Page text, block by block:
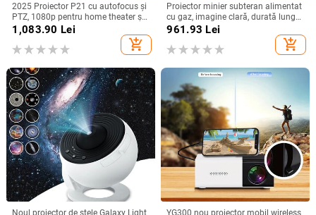
2025 Proiector P21 cu autofocus și
PTZ, 1080p pentru home theater și
birou
1,083.90 Lei
add_shopping_cart
Proiector minier subteran alimentat
cu gaz, imagine clară, durată lungă
a bateriei și construcție durabilă
961.93 Lei
add_shopping_cart
Noul proiector de stele Galaxy Light
YG300 nou proiector mobil wireless